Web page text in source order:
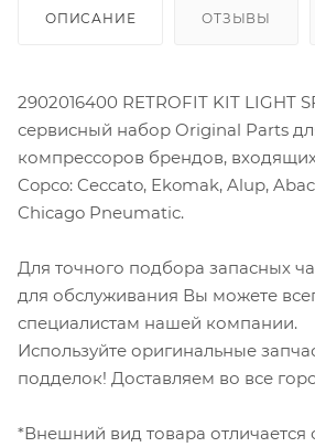
ОПИСАНИЕ ОТЗЫВЫ
2902016400 RETROFIT KIT LIGHT
сервисный набор Original Parts
компрессоров брендов,
Copco: Ceccato, Ekomak, Alup,
Chicago Pneumatic.
Для точного подбора запасных
для обслуживания Вы можете
специалистам нашей компании.
Используйте оригинальные
подделок! Доставляем во все
*Внешний вид товара отличается